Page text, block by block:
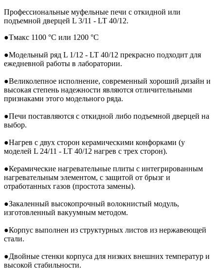
Профессиональные муфельные печи с откидной или
подъемной дверцей L 3/11 - LT 40/12.
●Tмакс 1100 °C или 1200 °C
●Модельный ряд L 1/12 - LT 40/12 прекрасно подходит для
ежедневной работы в лаборатории.
●Великолепное исполнение, современный хороший дизайн и
высокая степень надежности являются отличительными
признаками этого модельного ряда.
●Печи поставляются с откидной либо подъемной дверцей на
выбор.
●Нагрев с двух сторон керамическими конфорками (у
моделей L 24/11 - LT 40/12 нагрев с трех сторон).
●Керамические нагревательные плиты с интегрированным
нагревательным элементом, с защитой от брызг и
отработанных газов (простота замены).
●Закаленный высокопрочный волокнистый модуль,
изготовленный вакуумным методом.
●Корпус выполнен из структурных листов из нержавеющей
стали.
●Двойные стенки корпуса для низких внешних температур и
высокой стабильности.